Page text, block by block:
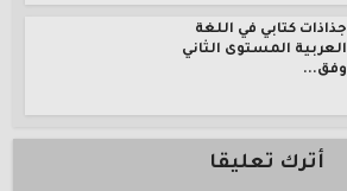
جذاذات كتابي في اللغة
العربية المستوى الثاني
وفق...
أترك تعليقا